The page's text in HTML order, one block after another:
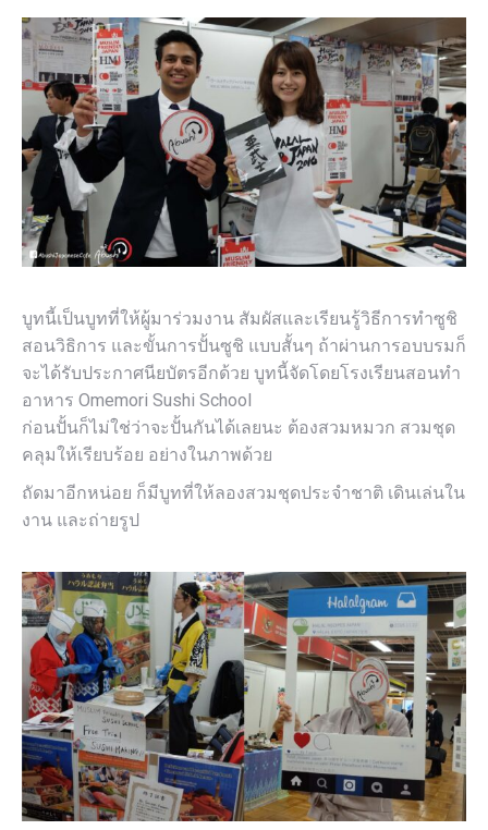
บูทนี้เป็นบูทที่ให้ผู้มาร่วมงาน สัมผัสและเรียนรู้วิธีการทำซูชิ
สอนวิธิการ และขั้นการปั้นซูชิ แบบสั้นๆ ถ้าผ่านการอบบรมก็
จะได้รับประกาศนียบัตรอีกด้วย บูทนี้จัดโดยโรงเรียนสอนทำ
อาหาร Omemori Sushi School
ก่อนปั้นก็ไม่ใช่ว่าจะปั้นกันได้เลยนะ ต้องสวมหมวก สวมชุด
คลุมให้เรียบร้อย อย่างในภาพด้วย
ถัดมาอีกหน่อย ก็มีบูทที่ให้ลองสวมชุดประจำชาติ เดินเล่นใน
งาน และถ่ายรูป